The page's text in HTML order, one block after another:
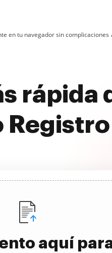
en tu navegador sin complicaciones
rápida
aquí